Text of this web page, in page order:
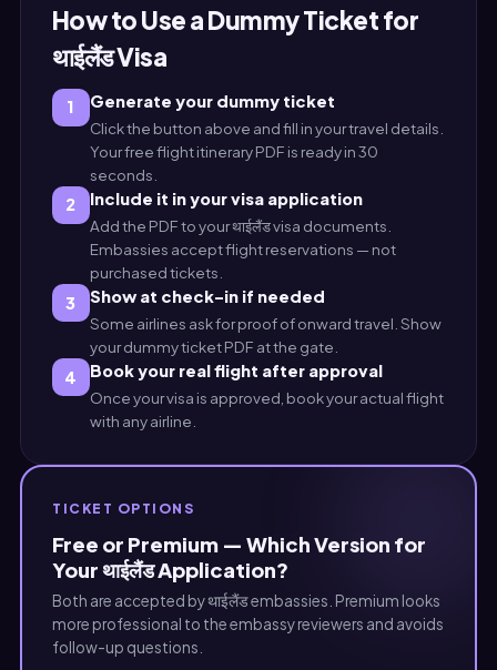
How to Use a Dummy Ticket for
थाईलैंड Visa
1 Generate your dummy ticket
Click the button above and fill in your travel details.
Your free flight itinerary PDF is ready in 30
seconds.
2 Include it in your visa application
Add the PDF to your थाईलैंड visa documents.
Embassies accept flight reservations — not
purchased tickets.
3 Show at check-in if needed
Some airlines ask for proof of onward travel. Show
your dummy ticket PDF at the gate.
4 Book your real flight after approval
Once your visa is approved, book your actual flight
with any airline.
TICKET OPTIONS
Free or Premium — Which Version for
Your थाईलैंड Application?
Both are accepted by थाईलैंड embassies. Premium looks
more professional to the embassy reviewers and avoids
follow-up questions.